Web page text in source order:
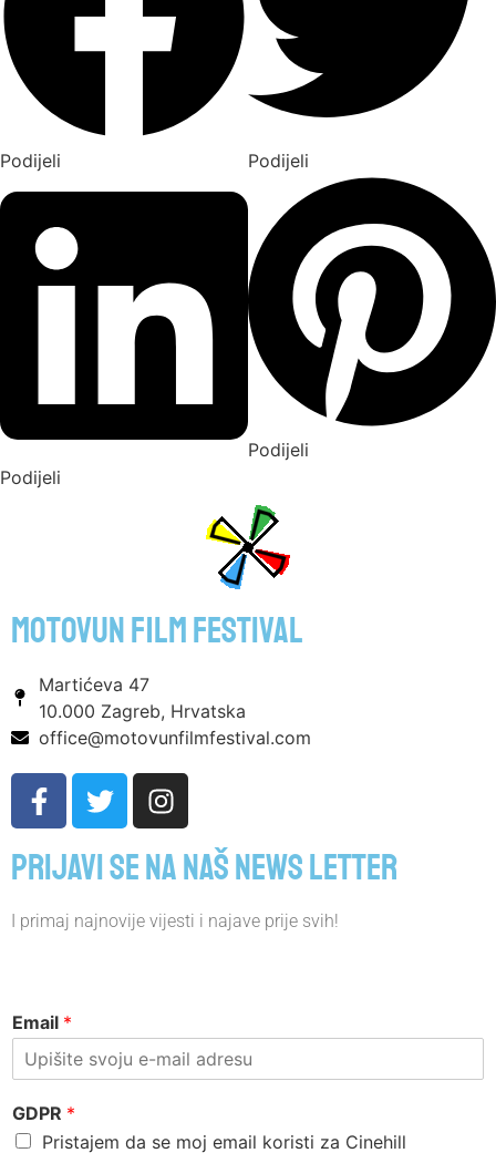
Podijeli Podijeli
Podijeli
Podijeli
motovun film festival
Martićeva 47
10.000 Zagreb, Hrvatska
office@motovunfilmfestival.com
Prijavi se na naš news letter
I primaj najnovije vijesti i najave prije svih!
Email *
GDPR *
Pristajem da se moj email koristi za Cinehill